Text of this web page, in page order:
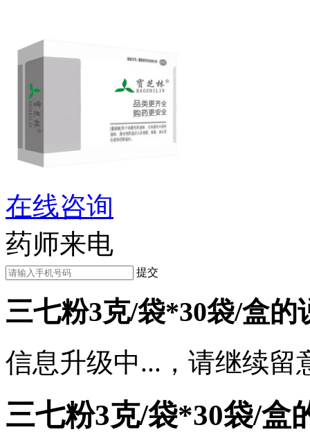
在线咨询
药师来电
提交
三七粉3克/袋*30袋/盒的
信息升级中...，请继续留
三七粉3克/袋*30袋/盒